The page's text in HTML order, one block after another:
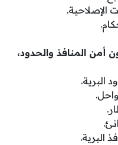
الإصلاحية.
أمن المنافذ والحدود،
البرية.
البرية.